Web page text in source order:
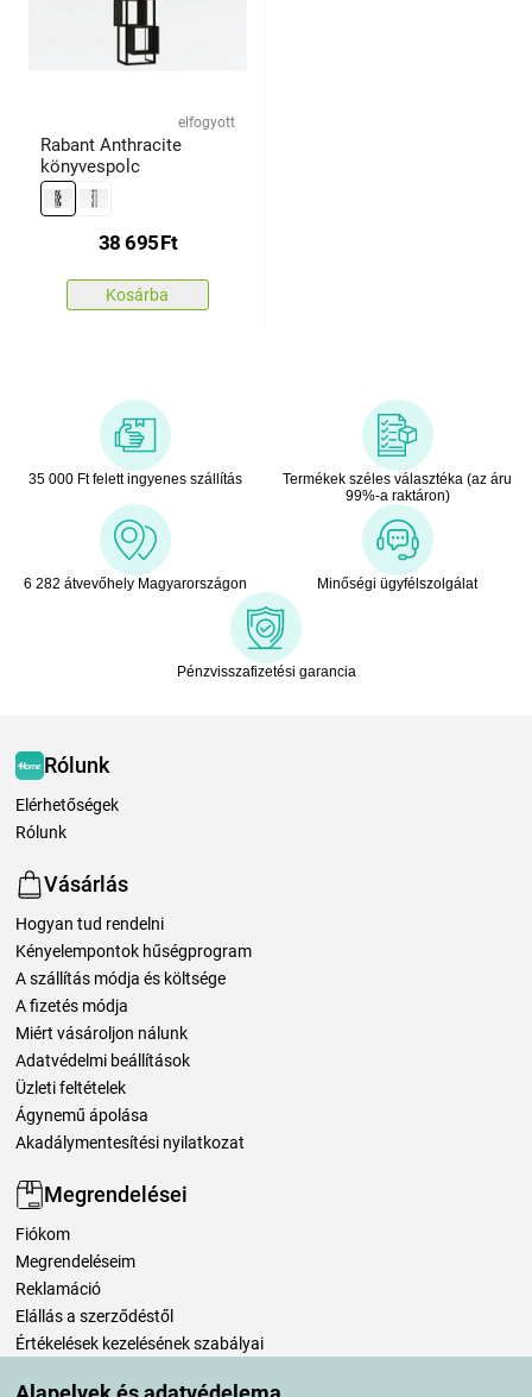
elfogyott
Rabant Anthracite
könyvespolc
38 695Ft
Kosárba
35 000 Ft felett ingyenes szállítás
Termékek széles választéka (az áru
99%-a raktáron)
6 282 átvevőhely Magyarországon Minőségi ügyfélszolgálat
Pénzvisszafizetési garancia
Rólunk
Elérhetőségek
Rólunk
Vásárlás
Hogyan tud rendelni
Kényelempontok hűségprogram
A szállítás módja és költsége
A fizetés módja
Miért vásároljon nálunk
Adatvédelmi beállítások
Üzleti feltételek
Ágynemű ápolása
Akadálymentesítési nyilatkozat
Megrendelései
Fiókom
Megrendeléseim
Reklamáció
Elállás a szerződéstől
Értékelések kezelésének szabályai